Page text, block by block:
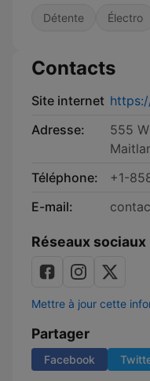
Détente Électro
Contacts
Site internet
Adresse:
555
Téléphone:
+1-
E-mail:
Réseaux sociaux
Mettre à jour cette
Partager
Facebook